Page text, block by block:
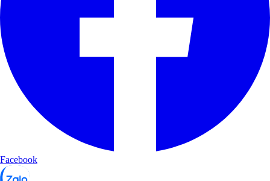
Facebook